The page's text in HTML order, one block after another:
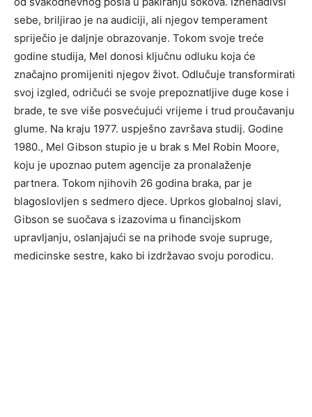
sebe, briljirao je na audiciji, ali njegov temperament
spriječio je daljnje obrazovanje. Tokom svoje treće
godine studija, Mel donosi ključnu odluku koja će
značajno promijeniti njegov život. Odlučuje transformirati
svoj izgled, odričući se svoje prepoznatljive duge kose i
brade, te sve više posvećujući vrijeme i trud proučavanju
glume. Na kraju 1977. uspješno završava studij. Godine
1980., Mel Gibson stupio je u brak s Mel Robin Moore,
koju je upoznao putem agencije za pronalaženje
partnera. Tokom njihovih 26 godina braka, par je
blagoslovljen s sedmero djece. Uprkos globalnoj slavi,
Gibson se suočava s izazovima u financijskom
upravljanju, oslanjajući se na prihode svoje supruge,
medicinske sestre, kako bi izdržavao svoju porodicu.